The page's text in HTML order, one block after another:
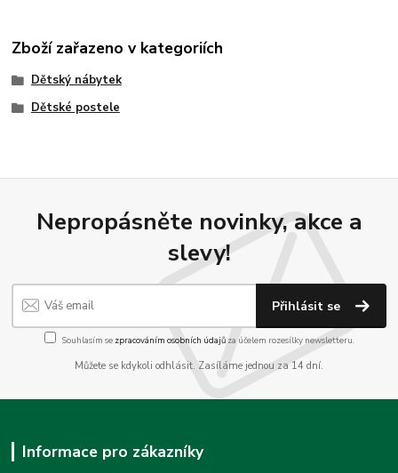
Zboží zařazeno v kategoriích
Dětský nábytek
Dětské postele
Nepropásněte novinky, akce a
slevy!
Přihlásit se
Souhlasím se zpracováním osobních údajůza účelem rozesílky newsletteru.
Můžete se kdykoli odhlásit. Zasíláme jednou za 14 dní.
Informace pro zákazníky